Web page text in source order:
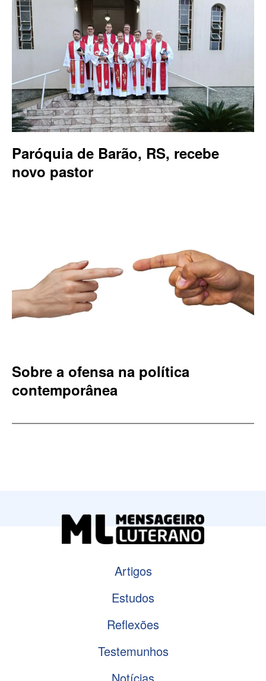
Paróquia de Barão, RS, recebe
novo pastor
Sobre a ofensa na política
contemporânea
Artigos
Estudos
Reflexões
Testemunhos